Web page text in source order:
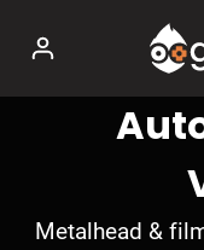
contenuto
Metalhead &